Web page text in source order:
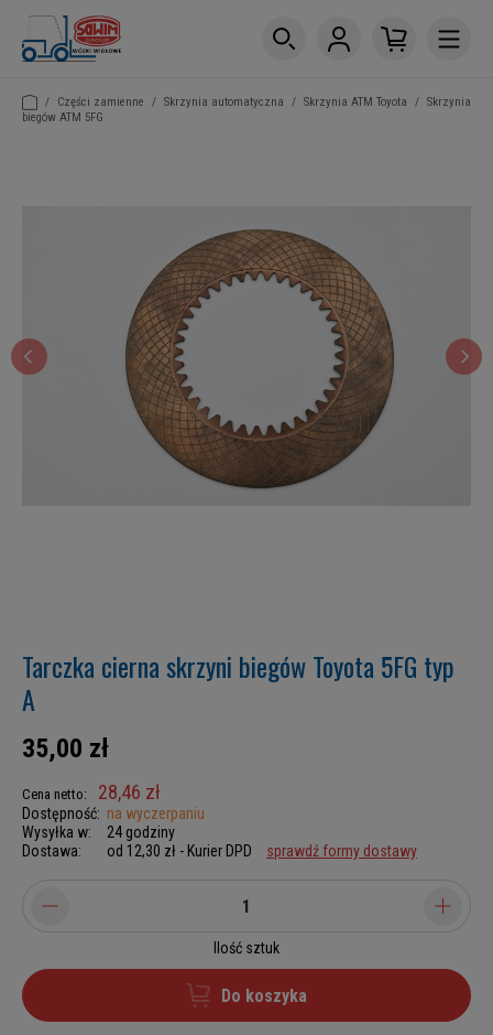
/ Części zamienne / Skrzynia automatyczna / Skrzynia ATM Toyota / Skrzynia
biegów ATM 5FG
Tarczka cierna skrzyni biegów Toyota 5FG typ
A
35,00 zł
Cena netto: 28,46 zł
Dostępność: na wyczerpaniu
Wysyłka w:
24 godziny
Dostawa:
od 12,30 zł - Kurier DPD sprawdź formy dostawy
Ilość sztuk
Do koszyka